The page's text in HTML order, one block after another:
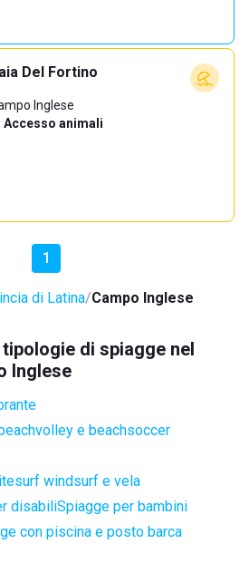
Del Fortino
Inglese
Accesso animali
1
di Latina Campo Inglese
di spiagge nel
Inglese
e beachsoccer
windsurf e vela
disabiliSpiagge per bambini
con piscina e posto barca